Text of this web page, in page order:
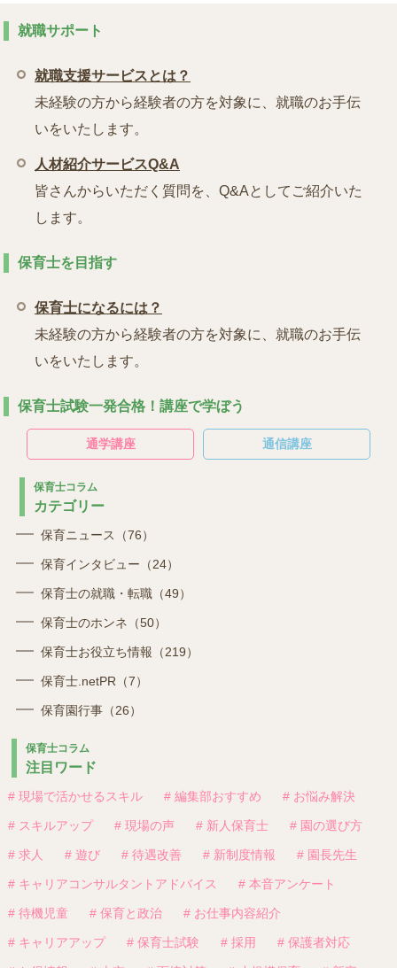
就職サポート
就職支援サービスとは？
未経験の方から経験者の方を対象に、就職のお手伝
いをいたします。
人材紹介サービスQ&A
皆さんからいただく質問を、Q&Aとしてご紹介いた
します。
保育士を目指す
保育士になるには？
未経験の方から経験者の方を対象に、就職のお手伝
いをいたします。
保育士試験一発合格！講座で学ぼう
通学講座 通信講座
保育士コラム
カテゴリー
保育ニュース（76）
保育インタビュー（24）
保育士の就職・転職（49）
保育士のホンネ（50）
保育士お役立ち情報（219）
保育士.netPR（7）
保育園行事（26）
保育士コラム
注目ワード
# 現場で活かせるスキル # 編集部おすすめ # お悩み解決
# スキルアップ # 現場の声 # 新人保育士 # 園の選び方
# 求人 # 遊び # 待遇改善 # 新制度情報 # 園長先生
# キャリアコンサルタントアドバイス # 本音アンケート
# 待機児童 # 保育と政治 # お仕事内容紹介
# キャリアアップ # 保育士試験 # 採用 # 保護者対応